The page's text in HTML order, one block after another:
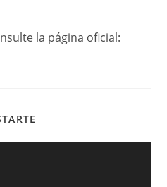
la página oficial: